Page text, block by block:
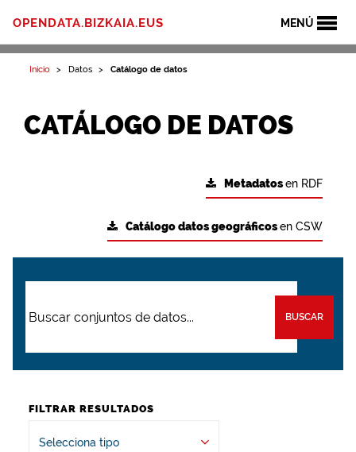
MENÚ
OPENDATA.BIZKAIA.EUS
Inicio Datos Catálogo de datos
CATÁLOGO DE DATOS
Metadatosen RDF
Catálogo datos geográficosen CSW
BUSCAR
FILTRAR RESULTADOS
Selecciona tipo